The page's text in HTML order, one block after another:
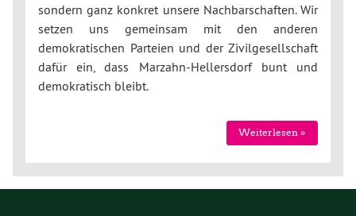
sondern ganz konkret unsere Nachbarschaften. Wir
setzen uns gemeinsam mit den anderen
demokratischen Parteien und der Zivilgesellschaft
dafür ein, dass Marzahn-Hellersdorf bunt und
demokratisch bleibt.
Weiterlesen »